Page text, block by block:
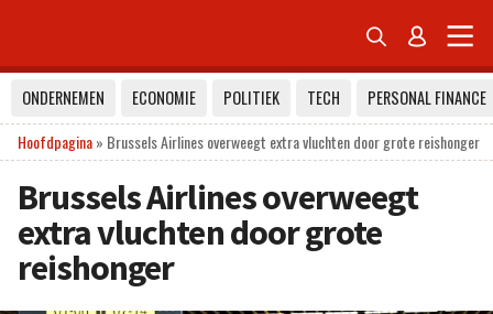
 
ONDERNEMEN ECONOMIE POLITIEK TECH
PERSONAL FINANCE
Hoofdpagina» Brussels Airlines overweegt extra vluchten door grote reishonger
Brussels Airlines overweegt
extra vluchten door grote
reishonger